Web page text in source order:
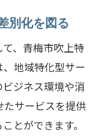
別化を図る
、青梅市吹上特
地域特化型サー
ジネス環境や消
サービスを提供
とができます。